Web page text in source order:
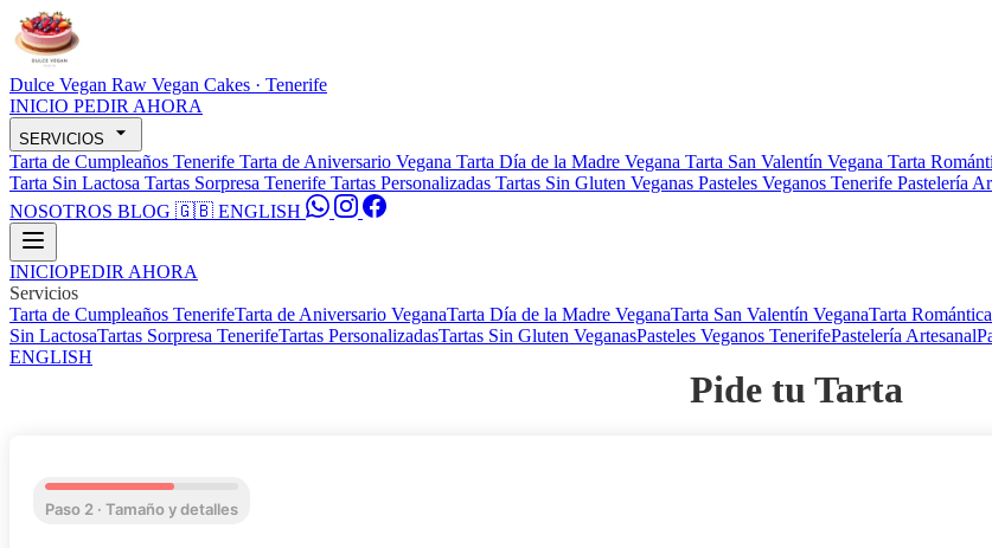
Dulce Vegan Raw Vegan Cakes · Tenerife
INICIO PEDIR AHORA
SERVICIOS
Tarta de Cumpleaños Tenerife Tarta de Aniversario Vegana Tarta Día de la Madre Vegana Tarta San Valentín Vegana Tarta
Tarta Sin Lactosa Tartas Sorpresa Tenerife Tartas Personalizadas Tartas Sin Gluten Veganas Pasteles Veganos Tenerife Pastelería
NOSOTROS BLOG 🇬🇧 ENGLISH
INICIOPEDIR AHORA
Servicios
Tarta de Cumpleaños TenerifeTarta de Aniversario VeganaTarta Día de la Madre VeganaTarta San Valentín VeganaTarta
Sin LactosaTartas Sorpresa TenerifeTartas PersonalizadasTartas Sin Gluten VeganasPasteles Veganos TenerifePastelería Artesanal
ENGLISH
Pide tu Tarta
Paso 2 · Tamaño y detalles